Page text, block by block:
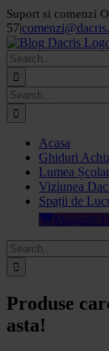
Skip
to
content
Suport si comenzi
57|
Facebook
LinkedIn
YouTube
Pinterest
Search
for:
Search
for:
Acasa
Ghiduri
Lumea
Viziunea
Spații de
Magazin
Search
for:
Produse
asta!